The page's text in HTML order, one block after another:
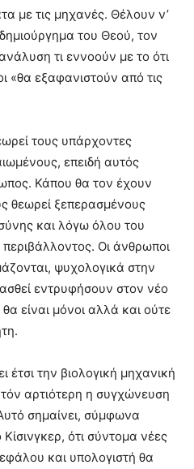
με τις μηχανές. Θέλουν ν’
του Θεού, τον
τι εννοούν με το ότι
«θα εξαφανιστούν από τις
τους υπάρχοντες
επειδή αυτός
Κάπου θα τον έχουν
θεωρεί ξεπερασμένους
και λόγω όλου του
Οι άνθρωποι
ψυχολογικά στην
εντρυφήσουν στον νέο
είναι μόνοι αλλά και ούτε
έτσι την βιολογική μηχανική
αρτιότερη η συγχώνευση
σημαίνει, σύμφωνα
ότι σύντομα νέες
και υπολογιστή θα